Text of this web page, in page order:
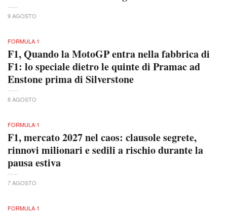
9 AGOSTO
FORMULA 1
F1, Quando la MotoGP entra nella fabbrica di
F1: lo speciale dietro le quinte di Pramac ad
Enstone prima di Silverstone
8 AGOSTO
FORMULA 1
F1, mercato 2027 nel caos: clausole segrete,
rinnovi milionari e sedili a rischio durante la
pausa estiva
7 AGOSTO
FORMULA 1